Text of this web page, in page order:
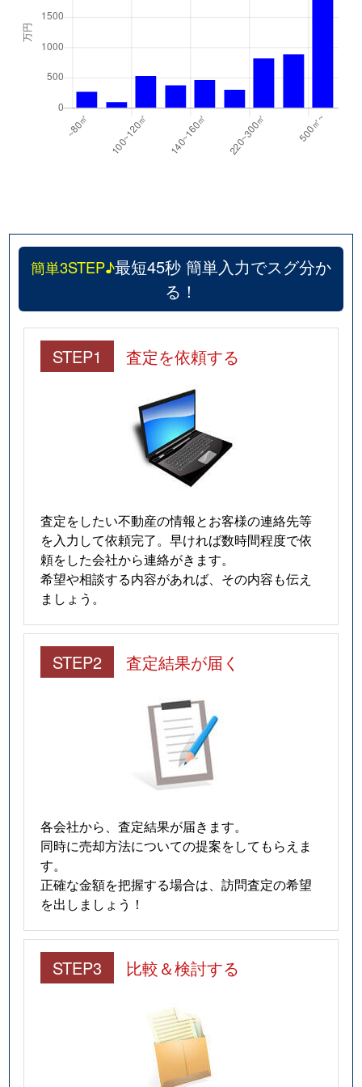
簡単3STEP♪最短45秒 簡単入力でスグ分か
る！
STEP1 査定を依頼する
査定をしたい不動産の情報とお客様の連絡先等
を入力して依頼完了。早ければ数時間程度で依
頼をした会社から連絡がきます。
希望や相談する内容があれば、その内容も伝え
ましょう。
STEP2 査定結果が届く
各会社から、査定結果が届きます。
同時に売却方法についての提案をしてもらえま
す。
正確な金額を把握する場合は、訪問査定の希望
を出しましょう！
STEP3 比較＆検討する